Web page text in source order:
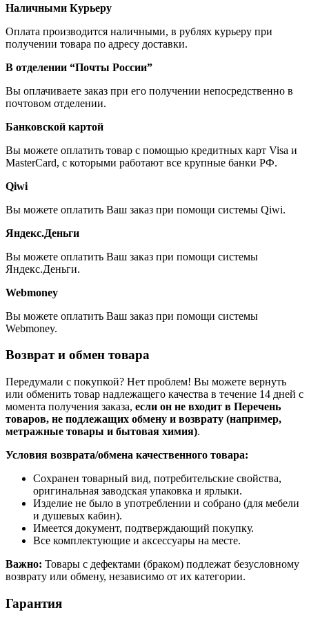
Наличными Курьеру
Оплата производится наличными, в рублях курьеру при
получении товара по адресу доставки.
В отделении “Почты России”
Вы оплачиваете заказ при его получении непосредственно в
почтовом отделении.
Банковской картой
Вы можете оплатить товар с помощью кредитных карт Visa и
MasterCard, с которыми работают все крупные банки РФ.
Qiwi
Вы можете оплатить Ваш заказ при помощи системы Qiwi.
Яндекс.Деньги
Вы можете оплатить Ваш заказ при помощи системы
Яндекс.Деньги.
Webmoney
Вы можете оплатить Ваш заказ при помощи системы
Webmoney.
Возврат и обмен товара
Передумали с покупкой? Нет проблем! Вы можете вернуть
или обменить товар надлежащего качества в течение 14 дней с
момента получения заказа, если он не входит в Перечень
товаров, не подлежащих обмену и возврату (например,
метражные товары и бытовая химия).
Условия возврата/обмена качественного товара:
Сохранен товарный вид, потребительские свойства,
оригинальная заводская упаковка и ярлыки.
Изделие не было в употреблении и собрано (для мебели
и душевых кабин).
Имеется документ, подтверждающий покупку.
Все комплектующие и аксессуары на месте.
Важно: Товары с дефектами (браком) подлежат безусловному
возврату или обмену, независимо от их категории.
Гарантия